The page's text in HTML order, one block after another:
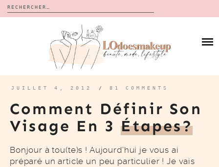
Rechercher :
CALENDRIERS DE L’AVENT
BON PLAN
À PROPOS
CONTACT
JUILLET 4, 2012 / 81 COMMENTS
Comment Définir Son
Visage En 3Étapes?
Bonjour à tou(te)s ! Aujourd’hui je vous ai
préparé un article un peu particulier ! Je vais